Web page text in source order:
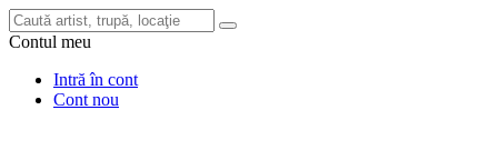
Contul meu
Intră în cont
Cont nou